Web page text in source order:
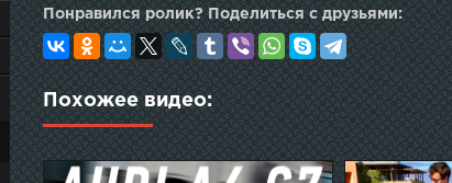
Понравился ролик? Поделиться с друзьями:
Похожее видео: